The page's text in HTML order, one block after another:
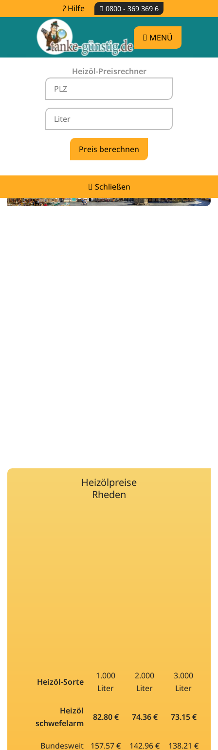
Hilfe 0800 - 369 369 6
MENÜ
Heizöl-Preisrechner
Schließen
Heizölpreise Rheden -
vergleichen & günstig tanken
Heizölpreise
Rheden
Heizöl-Sorte
1.000
Liter
2.000
Liter
3.000
Liter
Heizöl
schwefelarm
82.80 € 74.36 € 73.15 €
Bundesweit 157.57 € 142.96 € 138.21 €